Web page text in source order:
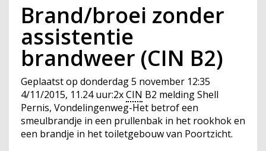
Brand/broei zonder
assistentie
brandweer (CIN B2)
Geplaatst op donderdag 5 november 12:35
4/11/2015, 11.24 uur:2xCIN B2 melding Shell
Pernis, Vondelingenweg-Het betrof een
smeulbrandje in een prullenbak in het rookhok en
een brandje in het toiletgebouw van Poortzicht.